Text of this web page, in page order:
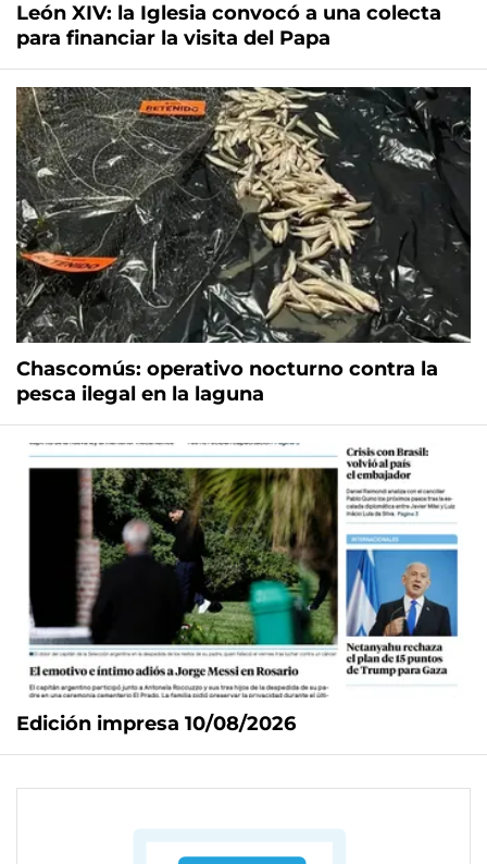
León XIV: la Iglesia convocó a una colecta
para financiar la visita del Papa
Chascomús: operativo nocturno contra la
pesca ilegal en la laguna
Edición impresa 10/08/2026